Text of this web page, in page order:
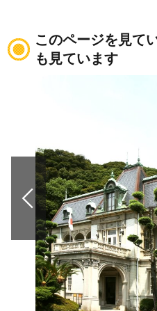
このページを見て
も見ています